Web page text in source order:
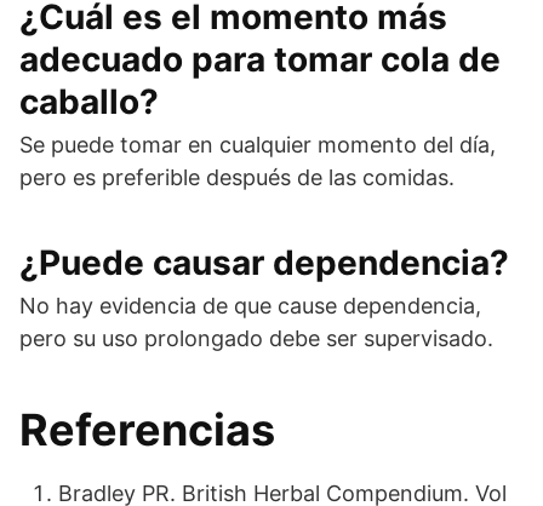
¿Cuál es el momento más
adecuado para tomar cola de
caballo?
Se puede tomar en cualquier momento del día,
pero es preferible después de las comidas.
¿Puede causar dependencia?
No hay evidencia de que cause dependencia,
pero su uso prolongado debe ser supervisado.
Referencias
Bradley PR. British Herbal Compendium. Vol